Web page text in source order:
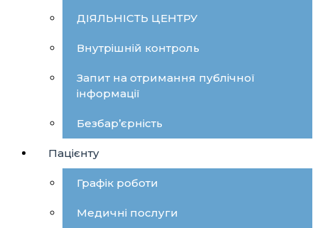
ДІЯЛЬНІСТЬ ЦЕНТРУ
Внутрішній контроль
Запит на отримання публічної
інформації
Безбар’єрність
Пацієнту
Графік роботи
Медичні послуги